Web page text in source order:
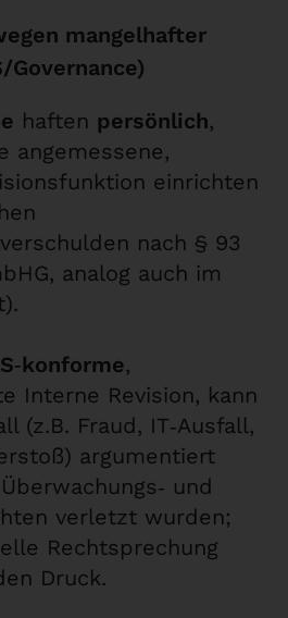
mangelhafter
Governance)
haften persönlich,
angemessene,
einrichten
nach § 93
analog auch im
,
Interne Revision, kann
(z.B. Fraud, IT‑Ausfall,
argumentiert
und
verletzt wurden;
Rechtsprechung
Druck.